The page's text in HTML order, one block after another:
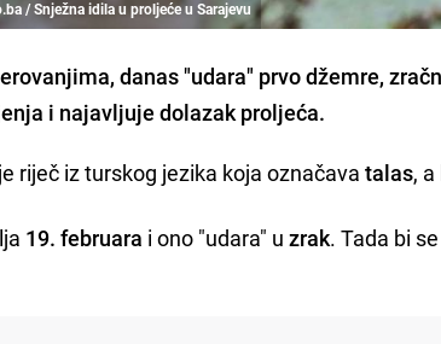
/ Snježna idila u proljeće u Sarajevu
danas "udara" prvo džemre,
i najavljuje dolazak proljeća.
je riječ iz turskog jezika koja označavatalas,
19. februara i ono "udara" uzrak. Tada bi